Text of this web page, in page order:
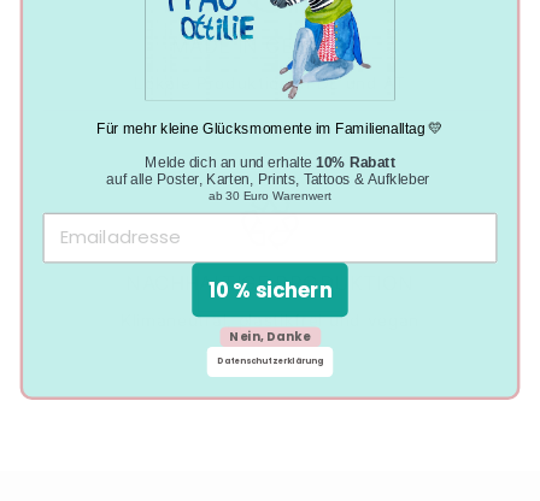
MADE IN GERMANY
Lokale Produktion in DE und AT
NACHHALTIGE PRODUKTION
Klimaneutral, plastikfrei und vegan
Für mehr kleine Glücksmomente im Familienalltag 💛
Melde dich an und erhalte10% Rabatt
auf alle Poster, Karten, Prints, Tattoos & Aufkleber
ab 30 Euro Warenwert
10 % sichern
Nein, Danke
Datenschutzerklärung